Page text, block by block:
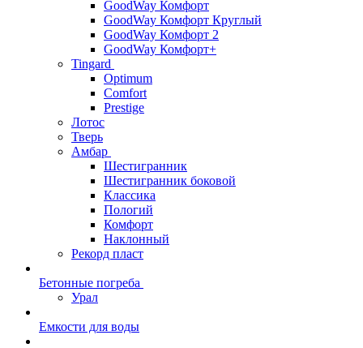
GoodWay Комфорт
GoodWay Комфорт Круглый
GoodWay Комфорт 2
GoodWay Комфорт+
Tingard
Optimum
Comfort
Prestige
Лотос
Тверь
Амбар
Шестигранник
Шестигранник боковой
Классика
Пологий
Комфорт
Наклонный
Рекорд пласт
Бетонные погреба
Урал
Емкости для воды